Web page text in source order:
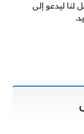
لنا ليدعو إلى